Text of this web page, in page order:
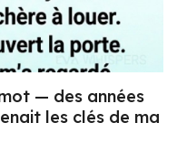
— des années
les clés de ma